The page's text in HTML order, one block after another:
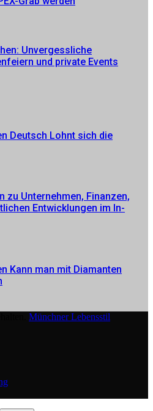
Unvergessliche
und private Events
Deutsch Lohnt sich die
Unternehmen, Finanzen,
Entwicklungen im In-
Kann man mit Diamanten
Münchner Lebensstil